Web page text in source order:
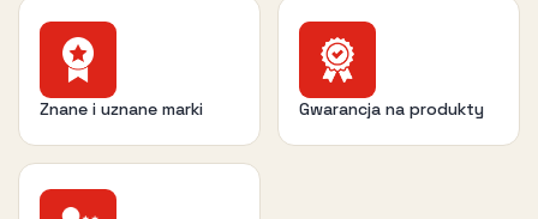
Znane i uznane marki Gwarancja na produkty